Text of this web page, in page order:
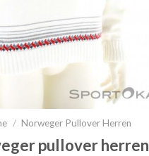
/ Norweger Pullover Herren
pullover herren